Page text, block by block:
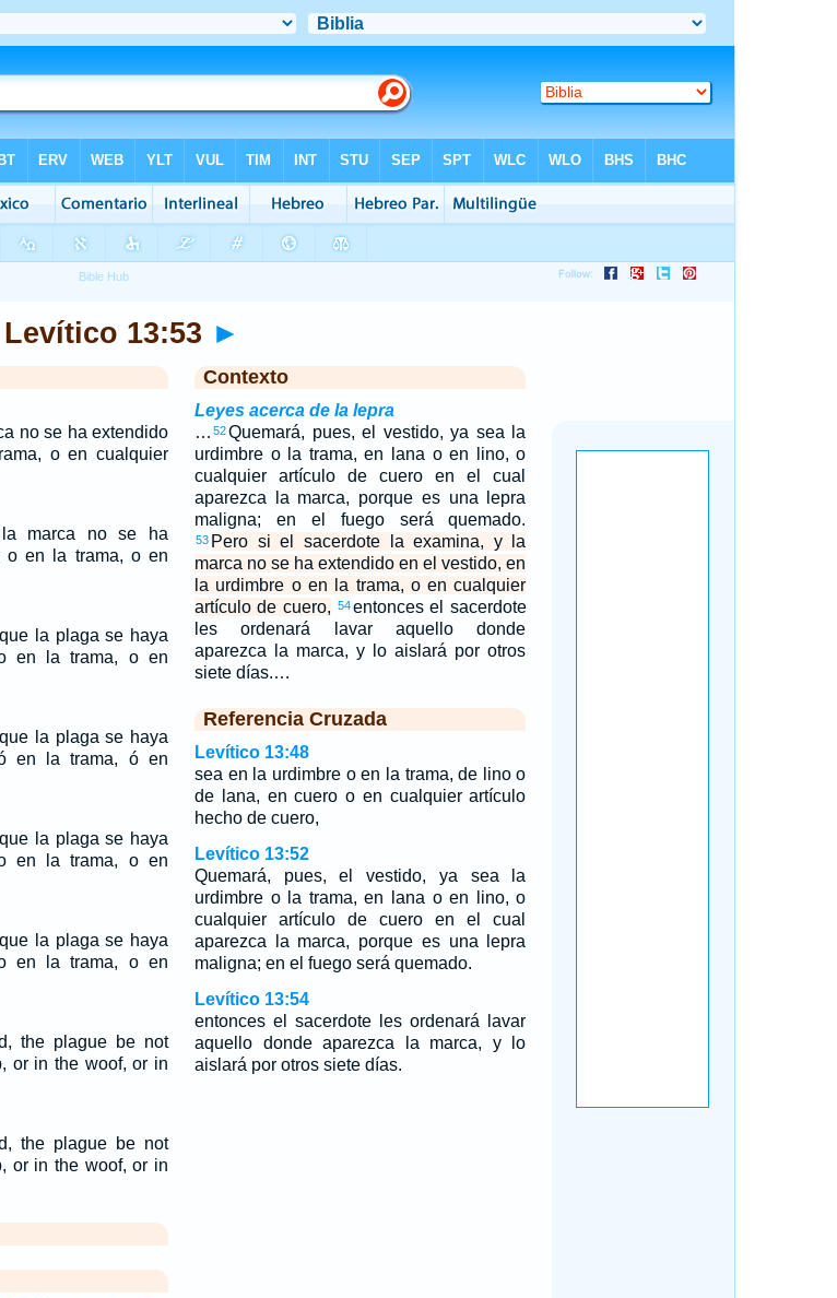
Levítico 13:53 ►
no se ha extendido
o en cualquier
marca no se ha
o en la trama, o en
la plaga se haya
en la trama, o en
la plaga se haya
en la trama, ó en
la plaga se haya
en la trama, o en
la plaga se haya
en la trama, o en
the plague be not
or in the woof, or in
the plague be not
or in the woof, or in
Contexto
Leyes acerca de la lepra
… 52Quemará, pues, el vestido, ya sea la
urdimbre o la trama, en lana o en lino, o
cualquier artículo de cuero en el cual
aparezca la marca, porque es una lepra
maligna; en el fuego será quemado.
53 Pero si el sacerdote la examina, y la
marca no se ha extendido en el vestido, en
la urdimbre o en la trama, o en cualquier
artículo de cuero, 54entonces el sacerdote
les ordenará lavar aquello donde
aparezca la marca, y lo aislará por otros
siete días.…
Referencia Cruzada
Levítico 13:48
sea en la urdimbre o en la trama, de lino o
de lana, en cuero o en cualquier artículo
hecho de cuero,
Levítico 13:52
Quemará, pues, el vestido, ya sea la
urdimbre o la trama, en lana o en lino, o
cualquier artículo de cuero en el cual
aparezca la marca, porque es una lepra
maligna; en el fuego será quemado.
Levítico 13:54
entonces el sacerdote les ordenará lavar
aquello donde aparezca la marca, y lo
aislará por otros siete días.